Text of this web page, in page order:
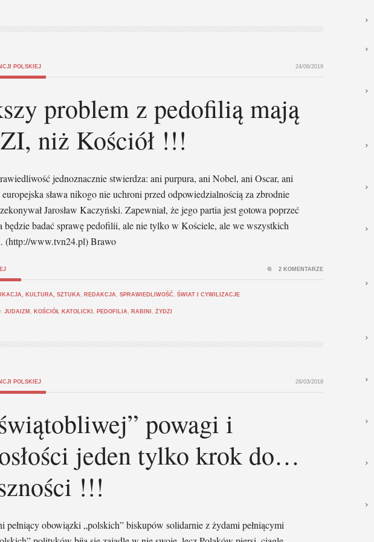
POLSKIEJ 24/06/2019
problem z pedofilią mają
niż Kościół !!!
jednoznacznie stwierdza: ani purpura, ani Nobel, ani Oscar, ani
sława nikogo nie uchroni przed odpowiedzialnością za zbrodnie
Jarosław Kaczyński. Zapewniał, że jego partia jest gotowa poprzeć
będzie badać sprawę pedofilii, ale nie tylko w Kościele, ale we wszystkich
(http://www.tvn24.pl) Brawo
KULTURA, SZTUKA, REDAKCJA , SPRAWIEDLIWOŚĆ , ŚWIAT I CYWILIZACJE
JUDAIZM , KOŚCIÓŁ KATOLICKI , PEDOFILIA , RABINI , ŻYDZI
2 KOMENTARZE
POLSKIEJ 26/03/2018
powagi i
jeden tylko krok do…
!!!
pełniący obowiązki „polskich” biskupów solidarnie z żydami pełniącymi